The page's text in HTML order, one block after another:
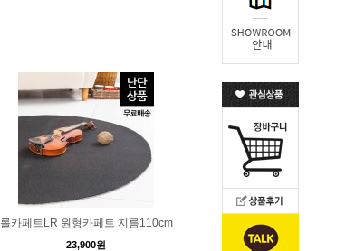
롤카페트LR 원형카페트 지름110cm
23,900원